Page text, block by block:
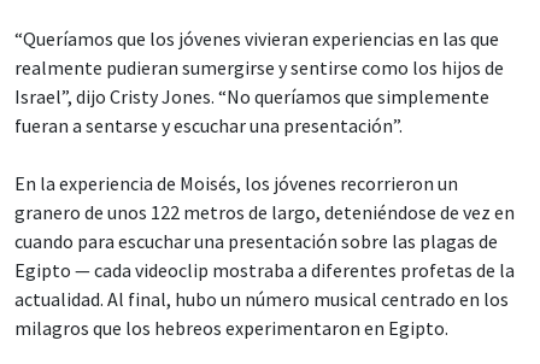
“Queríamos que los jóvenes vivieran experiencias en las que
realmente pudieran sumergirse y sentirse como los hijos de
Israel”, dijo Cristy Jones. “No queríamos que simplemente
fueran a sentarse y escuchar una presentación”.
En la experiencia de Moisés, los jóvenes recorrieron un
granero de unos 122 metros de largo, deteniéndose de vez en
cuando para escuchar una presentación sobre las plagas de
Egipto — cada videoclip mostraba a diferentes profetas de la
actualidad. Al final, hubo un número musical centrado en los
milagros que los hebreos experimentaron en Egipto.